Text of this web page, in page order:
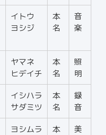
イトウ
ヨシジ
本
名
音
楽
ヤマネ
ヒデイチ
本
名
照
明
イシハラ
サダミツ
本
名
録
音
ヨシムラ
本
美